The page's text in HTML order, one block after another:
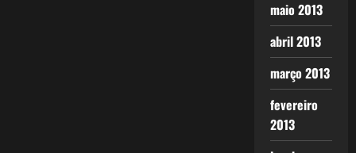
maio 2013
abril 2013
março 2013
fevereiro
2013